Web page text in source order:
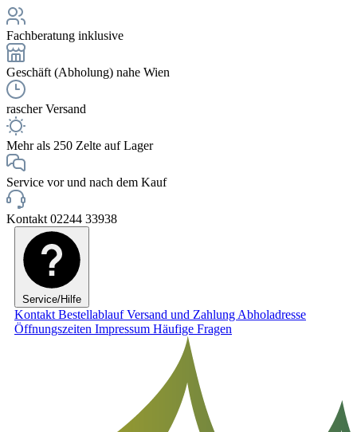
Fachberatung inklusive
Geschäft (Abholung) nahe Wien
rascher Versand
Mehr als 250 Zelte auf Lager
Service vor und nach dem Kauf
Kontakt 02244 33938
Service/Hilfe
Kontakt BestellablaufVersand und Zahlung Abholadresse
Öffnungszeiten Impressum Häufige Fragen